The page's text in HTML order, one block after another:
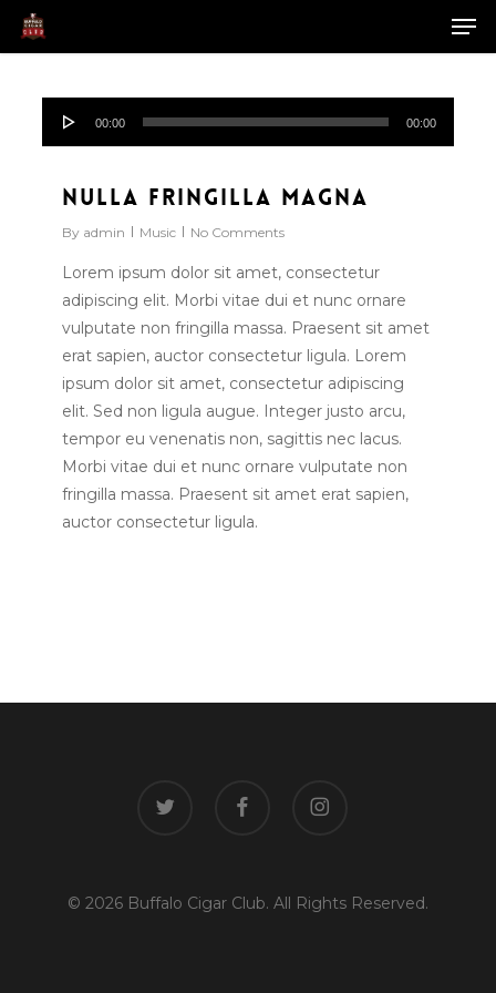
Skip
content
Audio
00:00 00:00
Nulla fringilla magna
By admin Music No Comments
Lorem ipsum dolor sit amet, consectetur
adipiscing elit. Morbi vitae dui et nunc ornare
vulputate non fringilla massa. Praesent sit amet
erat sapien, auctor consectetur ligula. Lorem
ipsum dolor sit amet, consectetur adipiscing
elit. Sed non ligula augue. Integer justo arcu,
tempor eu venenatis non, sagittis nec lacus.
Morbi vitae dui et nunc ornare vulputate non
fringilla massa. Praesent sit amet erat sapien,
auctor consectetur ligula.
© 2026 Buffalo Cigar Club. All Rights Reserved.
Menu